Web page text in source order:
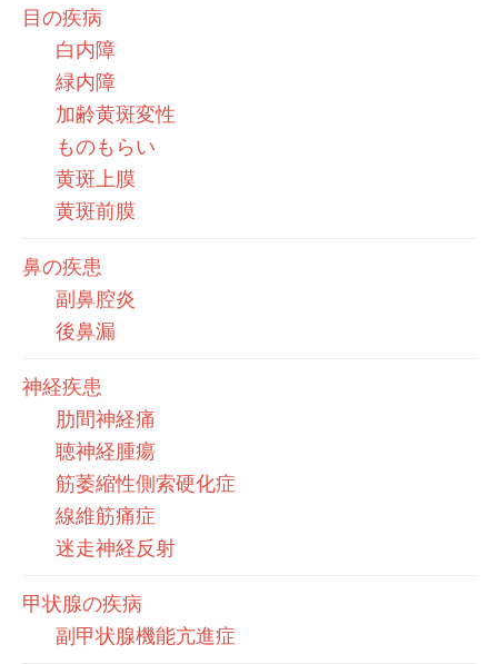
目の疾病
白内障
緑内障
加齢黄斑変性
ものもらい
黄斑上膜
黄斑前膜
鼻の疾患
副鼻腔炎
後鼻漏
神経疾患
肋間神経痛
聴神経腫瘍
筋萎縮性側索硬化症
線維筋痛症
迷走神経反射
甲状腺の疾病
副甲状腺機能亢進症